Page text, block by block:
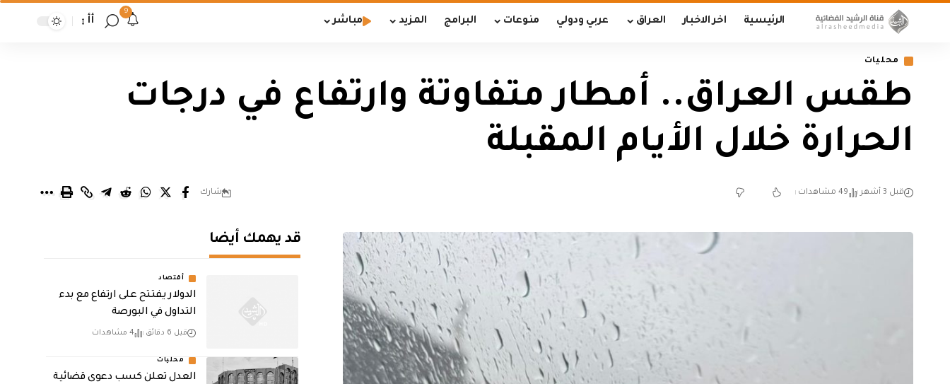
الرئيسية اخر الاخبار العراق عربي ودولي منوعات البرامج المزيد مباشر
9
أأ
محليات
طقس العراق.. أمطار متفاوتة وارتفاع في درجات
الحرارة خلال الأيام المقبلة
قبل 3 أشهر 49 مشاهدات شارك
قد يهمك أيضا
أقتصاد
الدولار يفتتح على ارتفاع مع بدء
التداول في البورصة
قبل 6 دقائق 4 مشاهدات
محليات
العدل تعلن كسب دعوى قضائية